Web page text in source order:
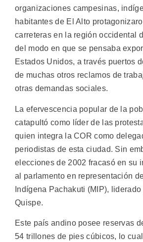
organizaciones campesinas,
habitantes de El Alto
carreteras en la región occidental
del modo en que se pensaba
Estados Unidos, a través puertos
de muchas otros reclamos de
otras demandas sociales.
La efervescencia popular de la
catapultó como líder de las
quien integra la COR como
periodistas de esta ciudad. Sin
elecciones de 2002 fracasó en su
al parlamento en representación
Indígena Pachakuti (MIP),
Quispe.
Este país andino posee reservas
54 trillones de pies cúbicos, lo